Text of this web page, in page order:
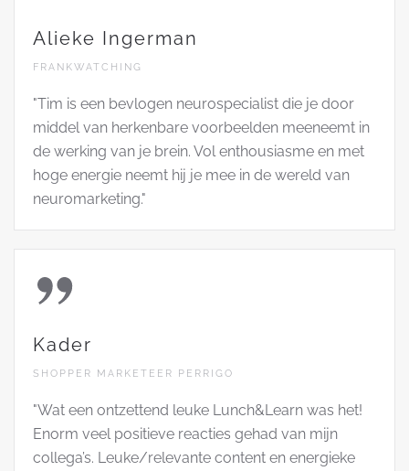
Alieke Ingerman
FRANKWATCHING
"Tim is een bevlogen neurospecialist die je door
middel van herkenbare voorbeelden meeneemt in
de werking van je brein. Vol enthousiasme en met
hoge energie neemt hij je mee in de wereld van
neuromarketing."
Kader
SHOPPER MARKETEER PERRIGO
"Wat een ontzettend leuke Lunch&Learn was het!
Enorm veel positieve reacties gehad van mijn
collega’s. Leuke/relevante content en energieke